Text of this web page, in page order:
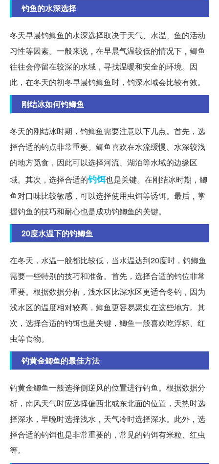
钓鱼的水深选择
冬天早晨钓鲫鱼的水深选择取决于天气、水温、鱼的活动
习性等因素。一般来说，在早晨气温较低的情况下，鲫鱼
往往会停留在较深的水域，寻找温暖和安全的环境。因
此，在冬天的初冬早晨钓鲫鱼时，钓深水域会比较有效。
刚结冰如何钓鲫鱼
冬天的刚结冰时期，钓鲫鱼需要注意以下几点。首先，选
择合适的钓点非常重要。鲫鱼喜欢在水流缓慢、水深较浅
的地方觅食，因此可以选择河流、湖泊等水域的边缘区
域。其次，选择合适的钓饵也是关键。在刚结冰时期，鲫
鱼对口味比较敏感，可以选择使用虫饵等诱饵。最后，掌
握钓鱼的技巧和耐心也是成功钓鲫鱼的关键。
20度水温下的钓鲫鱼
在冬天，水温一般都比较低，当水温达到20度时，钓鲫鱼
需要一些特别的技巧和准备。首先，选择合适的钓位非常
重要。根据数据分析，浅水区比深水区更适合冬钓，因为
浅水区的温度相对较高，鲫鱼更容易聚集在这些地方。其
次，选择合适的钓饵也是关键，鲫鱼一般喜欢吃浮标、红
虫等食物。
钓黄金鲫鱼的最佳方法
钓黄金鲫鱼一般选择侧逆风的位置进行钓鱼。根据数据分
析，南风天气时应选择偏西北或东北面的位置，天热时选
择深水，早晚时选择浅水，天气冷时选择深水。此外，选
择合适的钓饵也是非常重要的，常见的钓饵有米粒、红虫
等。